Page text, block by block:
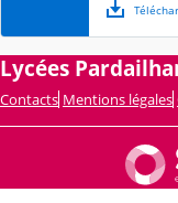
Lycées
Contacts Mentions légales